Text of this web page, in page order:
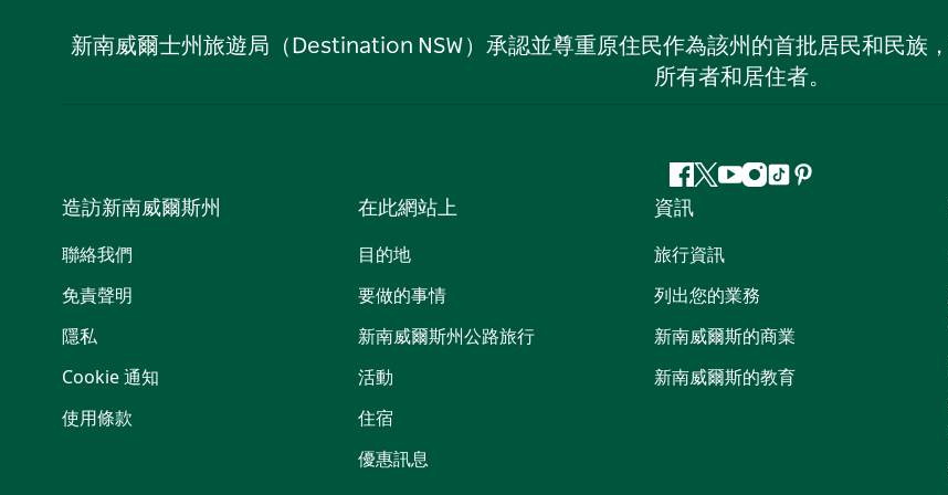
新南威爾士州旅遊局（Destination NSW）承認並尊重原住民作為該州的首批居民和民族
所有者和居住者。
Facebook
嘰
喳
喳
Youtube
Instagram
抖 Pinterest
造訪新南威爾斯州
聯絡我們
免責聲明
隱私
Cookie 通知
使用條款
在此網站上
目的地
要做的事情
新南威爾斯州公路旅行
活動
住宿
優惠訊息
資訊
旅行資訊
列出您的業務
新南威爾斯的商業
新南威爾斯的教育